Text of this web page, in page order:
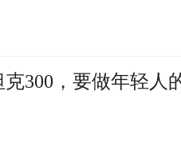
300，要做年轻人